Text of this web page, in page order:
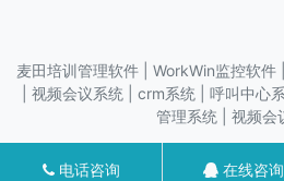
麦田培训管理软件 | WorkWin监控软件 |
视频会议系统 | crm系统 | 呼叫中心
管理系统 | 视频会
电话咨询 在线咨询